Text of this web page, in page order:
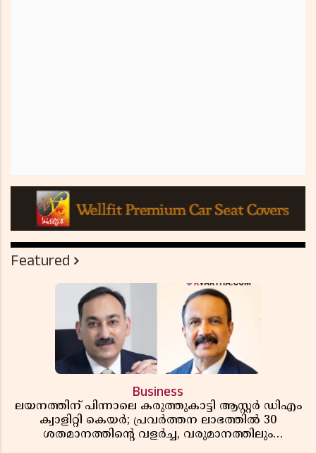
Featured
Business
ലയനത്തിന് പിന്നാലെ കരുത്തുകാട്ടി ആസ്റ്റർ ഡിഎം
ക്വാളിറ്റി കെയർ; പ്രവർത്തന ലാഭത്തിൽ 30
ശതമാനത്തിൻ്റെ വളർച്ച, വരുമാനത്തിലും